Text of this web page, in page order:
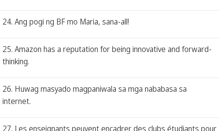
24. Ang pogi ng BF mo Maria, sana-all!
25. Amazon has a reputation for being innovative and forward-
thinking.
26. Huwag masyado magpaniwala sa mga nababasa sa
internet.
27. Les enseignants peuvent encadrer des clubs étudiants pour